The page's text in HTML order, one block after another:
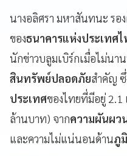
นางอลิศรา มหาสันทนะ รอ
ของธนาคารแห่งประเทศไ
นักข่าวบลูมเบิร์กเมื่อไม่นา
สินทรัพย์ปลอดภัยสำคัญ
ประเทศของไทยที่มีอยู่ 2.1
ล้านบาท) จากความผันผว
และความไม่แน่นอนด้านภู